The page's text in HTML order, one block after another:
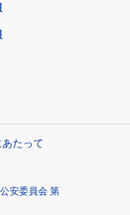
あたって
安委員会 第